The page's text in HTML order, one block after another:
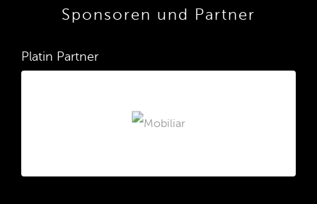
Sponsoren und Partner
Platin Partner